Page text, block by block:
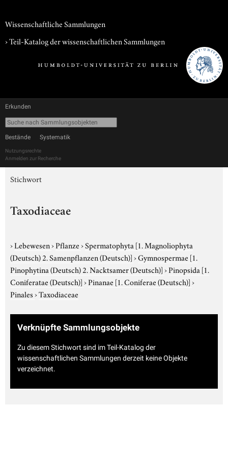
Wissenschaftliche Sammlungen
› Teil-Katalog der wissenschaftlichen Sammlungen
Erkunden
Bestände Systematik
Nutzungsrechte
Anmelden zur Recherche
Stichwort
Taxodiaceae
›Lebewesen›Pflanze›Spermatophyta [1. Magnoliophyta
(Deutsch) 2. Samenpflanzen (Deutsch)]›Gymnospermae [1.
Pinophytina (Deutsch) 2. Nacktsamer (Deutsch)]›Pinopsida [1.
Coniferatae (Deutsch)]›Pinanae [1. Coniferae (Deutsch)]›
Pinales›Taxodiaceae
Verknüpfte Sammlungsobjekte
Zu diesem Stichwort sind im Teil-Katalog der
wissenschaftlichen Sammlungen derzeit keine Objekte
verzeichnet.